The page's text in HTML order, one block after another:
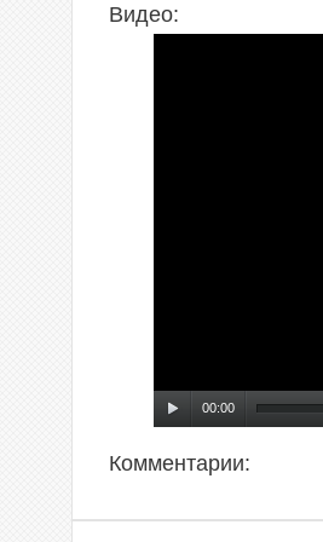
Видео:
00:00
Комментарии: